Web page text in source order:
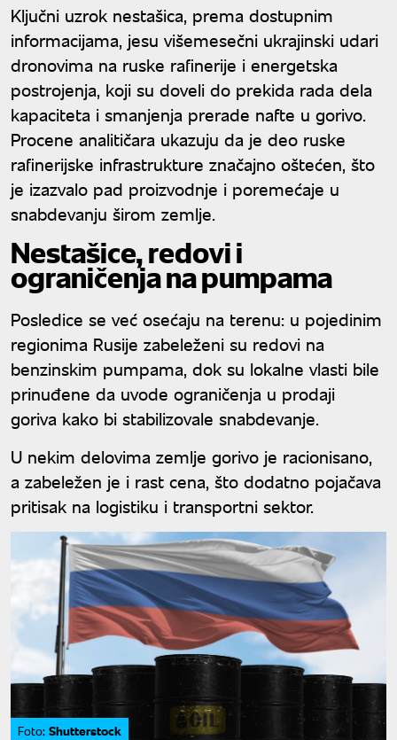
Ključni uzrok nestašica, prema dostupnim
informacijama, jesu višemesečni ukrajinski udari
dronovima na ruske rafinerije i energetska
postrojenja, koji su doveli do prekida rada dela
kapaciteta i smanjenja prerade nafte u gorivo.
Procene analitičara ukazuju da je deo ruske
rafinerijske infrastrukture značajno oštećen, što
je izazvalo pad proizvodnje i poremećaje u
snabdevanju širom zemlje.
Nestašice, redovi i
ograničenja na pumpama
Posledice se već osećaju na terenu: u pojedinim
regionima Rusije zabeleženi su redovi na
benzinskim pumpama, dok su lokalne vlasti bile
prinuđene da uvode ograničenja u prodaji
goriva kako bi stabilizovale snabdevanje.
U nekim delovima zemlje gorivo je racionisano,
a zabeležen je i rast cena, što dodatno pojačava
pritisak na logistiku i transportni sektor.
Foto: Shutterstock